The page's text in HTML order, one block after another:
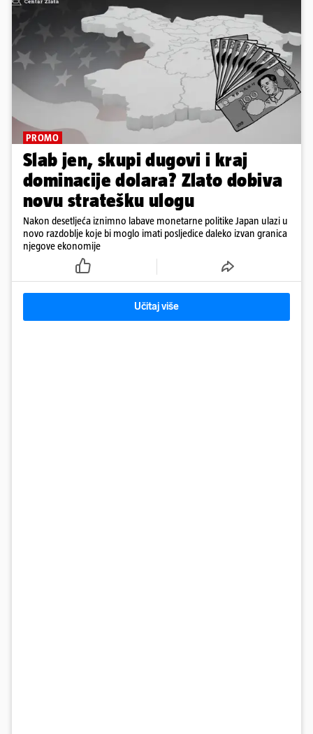
PROMO
Slab jen, skupi dugovi i kraj
dominacije dolara? Zlato dobiva
novu stratešku ulogu
Nakon desetljeća iznimno labave monetarne politike Japan ulazi u
novo razdoblje koje bi moglo imati posljedice daleko izvan granica
njegove ekonomije
Učitaj više